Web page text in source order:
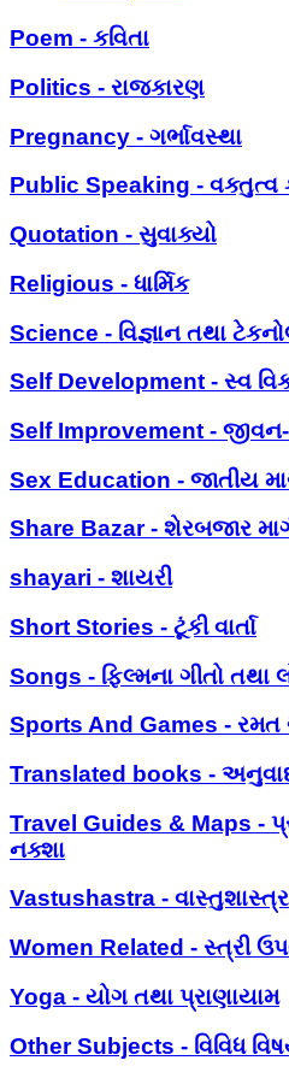
Poem - કવિતા
Politics - રાજકારણ
Pregnancy - ગર્ભાવસ્થા
Public Speaking - વક્તુત્વ
Quotation - સુવાક્યો
Religious - ધાર્મિક
Science - વિજ્ઞાન તથા
Self Development - સ્વ
Self Improvement - જીવન-
Sex Education - જાતીય
Share Bazar - શેરબજાર
shayari - શાયરી
Short Stories - ટૂંકી વાર્તા
Songs - ફિલ્મના ગીતો તથા
Sports And Games -
Translated books -
Travel Guides & Maps -
નક્શા
Vastushastra - વાસ્તુશાસ્ત્ર
Women Related - સ્ત્રી
Yoga - યોગ તથા પ્રાણાયામ
Other Subjects - વિવિધ